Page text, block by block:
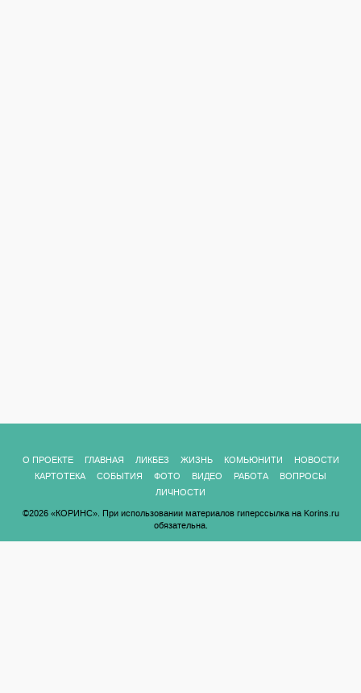
О ПРОЕКТЕ ГЛАВНАЯ ЛИКБЕЗ ЖИЗНЬ КОМЬЮНИТИ
НОВОСТИ
КАРТОТЕКА
СОБЫТИЯ ФОТО ВИДЕО РАБОТА
ВОПРОСЫ
ЛИЧНОСТИ
©2026 «КОРИНС». При использовании материалов гиперссылка на Korins.ru
обязательна.